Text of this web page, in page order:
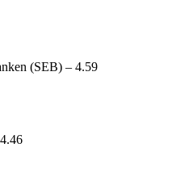
(SEB) – 4.59